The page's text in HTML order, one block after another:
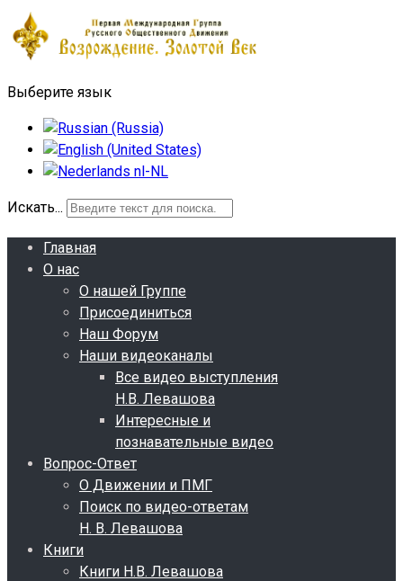
Выберите язык
Искать...
Главная
О нас
О нашей Группе
Присоединиться
Наш Форум
Наши видеоканалы
Все видео выступления
Н.В. Левашова
Интересные и
познавательные видео
Вопрос-Ответ
О Движении и ПМГ
Поиск по видео-ответам
Н. В. Левашова
Книги
Книги Н.В. Левашова